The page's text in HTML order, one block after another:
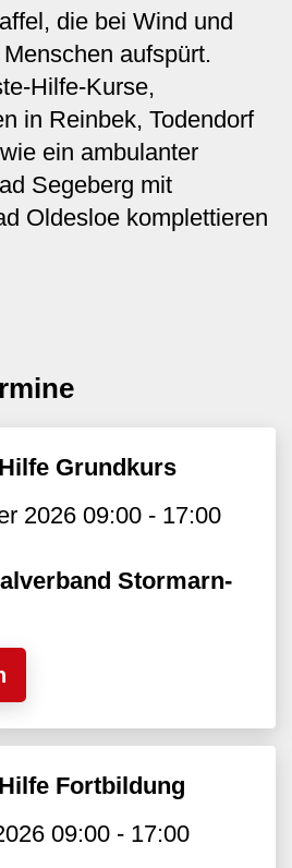
die bei Wind und
aufspürt.
Hilfe-Kurse,
in Reinbek, Todendorf
ein ambulanter
Segeberg mit
Oldesloe komplettieren
Grundkurs
2026 09:00 - 17:00
Stormarn-
Fortbildung
09:00 - 17:00